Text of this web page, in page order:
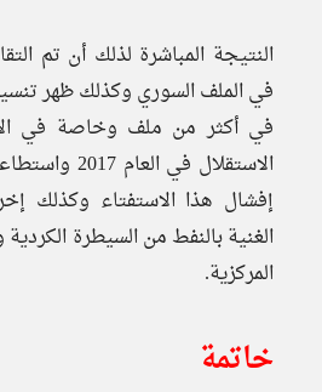
النتيجة المباشرة لذلك أن تم
في الملف السوري وكذلك ظهر
في أكثر من ملف وخاصة في
الاستقلال في
إفشال هذا الاستفتاء وكذلك
الغنية بالنفط من السيطرة
المركزية.
خاتمة